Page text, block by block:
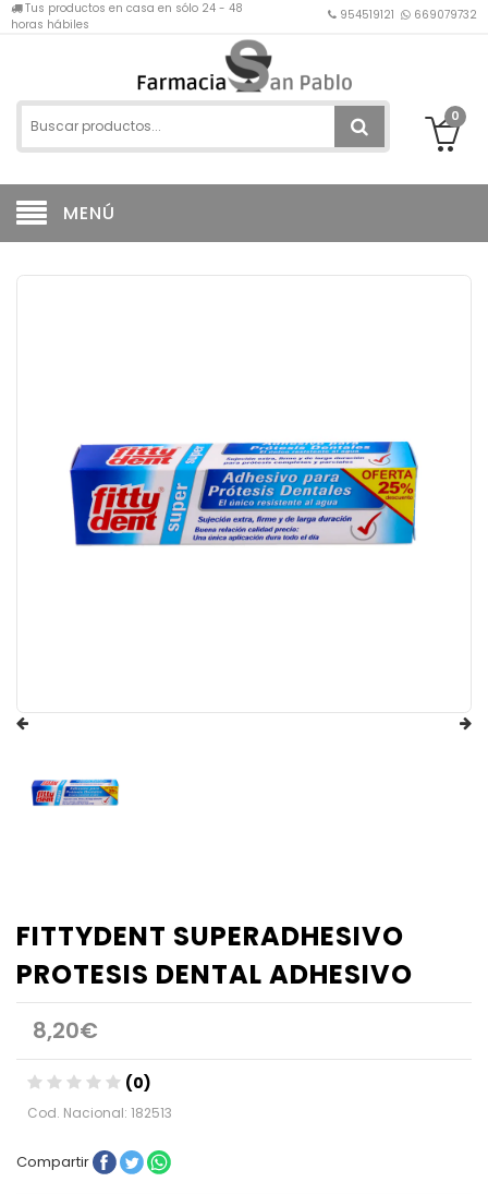
Tus productos en casa en sólo 24 - 48
horas hábiles
954519121 669079732
0
MENÚ
FITTYDENT SUPERADHESIVO
PROTESIS DENTAL ADHESIVO
8,20€
(0)
Cod. Nacional: 182513
Compartir